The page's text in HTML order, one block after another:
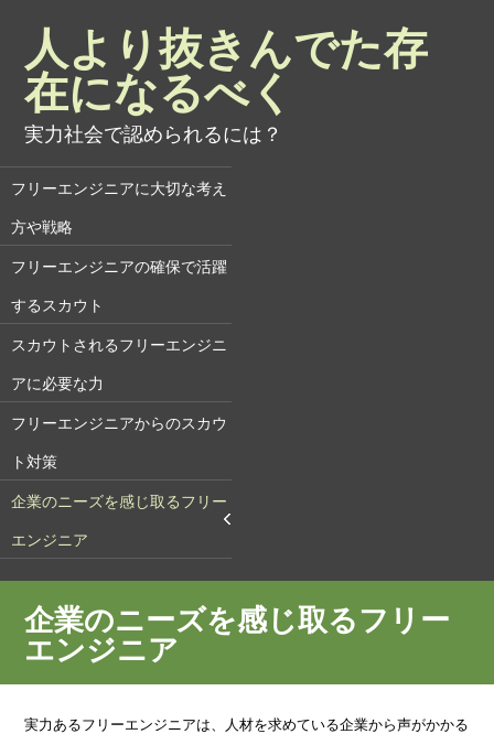
人より抜きんでた存
在になるべく
実力社会で認められるには？
フリーエンジニアに大切な考え
方や戦略
フリーエンジニアの確保で活躍
するスカウト
スカウトされるフリーエンジニ
アに必要な力
フリーエンジニアからのスカウ
ト対策
企業のニーズを感じ取るフリー
エンジニア
企業のニーズを感じ取るフリー
エンジニア
実力あるフリーエンジニアは、人材を求めている企業から声がかかる